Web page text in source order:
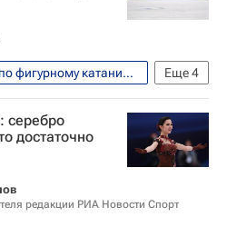
Еще4
Чемпионат Европы-2018 по фигурному катанию, Москва, 15-21 января
катанию
серебро
достаточно
редакции РИА Новости Спорт